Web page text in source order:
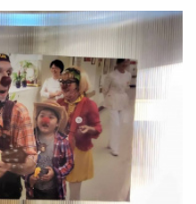
和Luc解釋，由於每一次的
需要配合不同年齡層的患
，例如有曾遭受過家暴的孩
時就得觀察孩子反應，來
他們說，如他們曾前往兒
本還未開始，孩子光看到就
定，退後至窗戶外進行表
讓原本崩潰的孩子終於笑
間是否曾被拒絕時，馬照
生協會的當天，恰好他們正
學員們魚貫而入，在Luc
練習時的表演，沒有醒目
全靠學員們的肢體語言與表
演逐漸生動有趣。由於每
劇本，甚至僅能靠窗簾作
一次演出的經驗累積，而演
暗中觀察台下觀眾的情
醫院設備與動線，表演難
組即興演出，也得時時注